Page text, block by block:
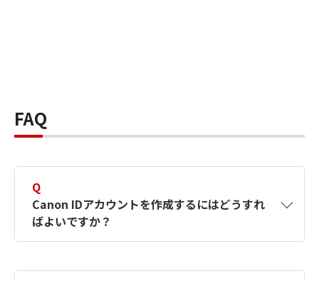
FAQ
Q
Canon IDアカウントを作成するにはどうすれ
ばよいですか？